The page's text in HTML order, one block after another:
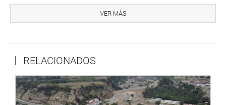
comisión, resaltó la importancia de este tipo de iniciativas
para garantizar el bienestar y los derechos de los niños y
compromiso del Congreso de la República con la
protección y promoción de los derechos de la infancia,
reforzando la colaboración entre diversas entidades del
Estado para llevar servicios esenciales a las
VER MÁS
RELACIONADOS